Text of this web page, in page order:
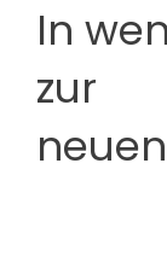
In
zur